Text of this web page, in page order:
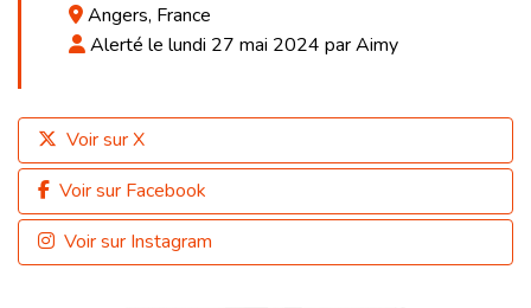
Angers, France
Alerté le lundi 27 mai 2024 par Aimy
Voir sur X
Voir sur Facebook
Voir sur Instagram